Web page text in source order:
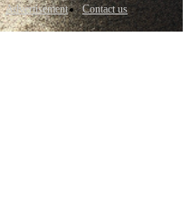
Advertisement Contact us